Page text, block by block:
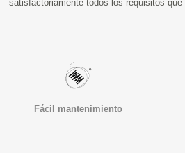
Fácil mantenimiento